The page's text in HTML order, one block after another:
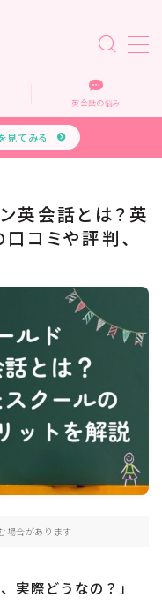
英会話の悩み
見てみる
英会話とは？英
コミや評判、
場合があります
実際どうなの？」